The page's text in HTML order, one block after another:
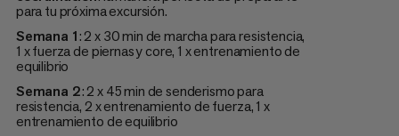
para tu próxima excursión.
Semana 1: 2 x 30 min de marcha para resistencia,
1 x fuerza de piernas y core, 1 x entrenamiento de
equilibrio
Semana 2: 2 x 45 min de senderismo para
resistencia, 2 x entrenamiento de fuerza, 1 x
entrenamiento de equilibrio